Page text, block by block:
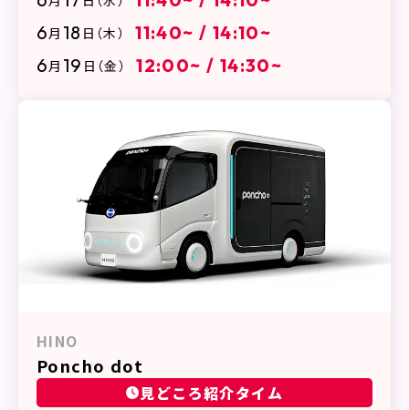
6月 18 日（木）
11:40~ / 14:10~
6月 19 日（金） 12:00~ / 14:30~
HINO
Poncho dot
見どころ紹介タイム